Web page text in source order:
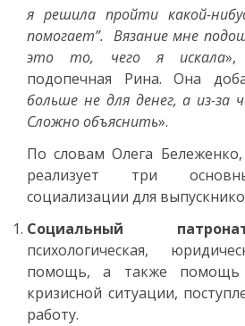
я решила пройти какой-
помогает”. Вязание мне
это то, чего я искала»,
подопечная Рина. Она
больше не для денег, а из-за
Сложно объяснить».
По словам Олега
реализует три
социализации для
Социальный
психологическая,
помощь, а также
кризисной ситуации,
работу.